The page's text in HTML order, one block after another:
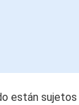
están sujetos